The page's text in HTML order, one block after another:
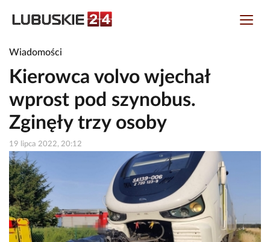
Wiadomości
Kierowca volvo wjechał
wprost pod szynobus.
Zginęły trzy osoby
19 lipca 2022, 20:12